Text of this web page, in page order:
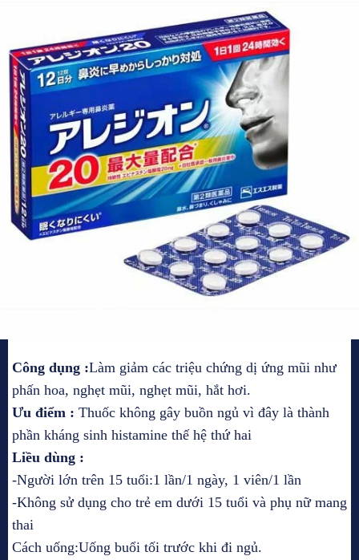
Công dụng :Làm giảm các triệu chứng dị ứng mũi như
phấn hoa, nghẹt mũi, nghẹt mũi, hắt hơi.
Ưu điểm : Thuốc không gây buồn ngủ vì đây là thành
phần kháng sinh histamine thế hệ thứ hai
Liều dùng :
-Người lớn trên 15 tuổi:1 lần/1 ngày, 1 viên/1 lần
-Không sử dụng cho trẻ em dưới 15 tuổi và phụ nữ mang
thai
Cách uống:Uống buổi tối trước khi đi ngủ.